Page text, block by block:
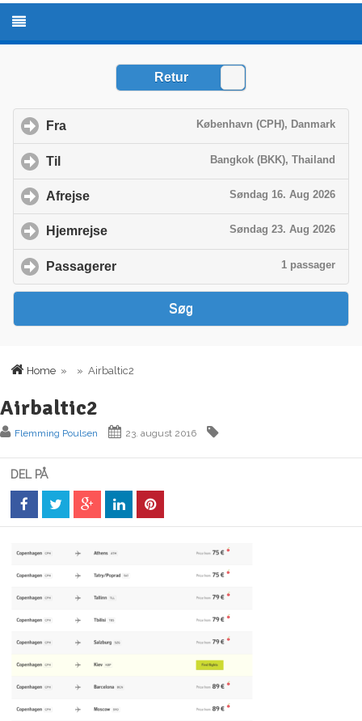
Home » » Airbaltic2
Airbaltic2
Flemming Poulsen 23. august 2016
DEL PÅ